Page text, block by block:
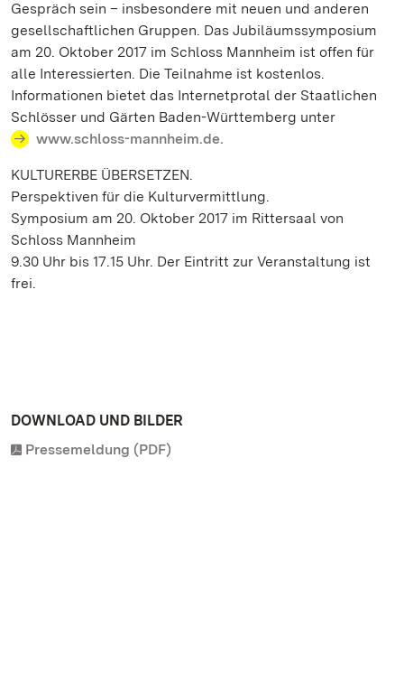
Gespräch sein – insbesondere mit neuen und anderen
gesellschaftlichen Gruppen. Das Jubiläumssymposium
am 20. Oktober 2017 im Schloss Mannheim ist offen für
alle Interessierten. Die Teilnahme ist kostenlos.
Informationen bietet das Internetprotal der Staatlichen
Schlösser und Gärten Baden-Württemberg unter
www.schloss-mannheim.de.
KULTURERBE ÜBERSETZEN.
Perspektiven für die Kulturvermittlung.
Symposium am 20. Oktober 2017 im Rittersaal von
Schloss Mannheim
9.30 Uhr bis 17.15 Uhr. Der Eintritt zur Veranstaltung ist
frei.
DOWNLOAD UND BILDER
Pressemeldung (PDF)